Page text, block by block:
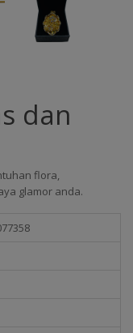
dan
flora,
glamor anda.